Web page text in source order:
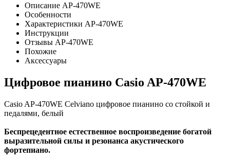
Описание AP-470WE
Особенности
Характеристики AP-470WE
Инструкции
Отзывы AP-470WE
Похожие
Аксессуары
Цифровое пианино Casio AP-470WE
Casio AP-470WE Celviano цифровое пианино со стойкой и
педалями, белый
Беспрецедентное естественное воспроизведение богатой
выразительной силы и резонанса акустического
фортепиано.